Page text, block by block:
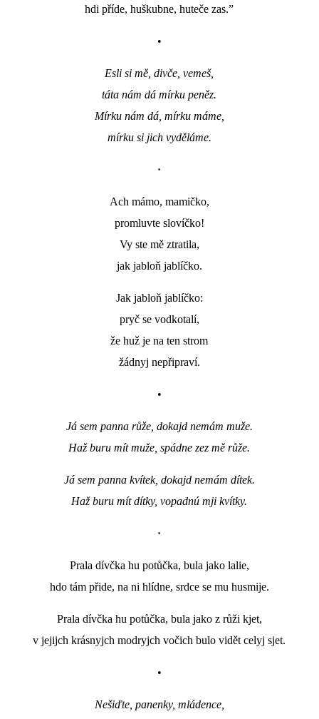
hdi příde, huškubne, huteče zas.”
•
Esli si mě, divče, vemeš,
táta nám dá mírku peněz.
Mírku nám dá, mírku máme,
mírku si jich vyděláme.
•
Ach mámo, mamičko,
promluvte slovíčko!
Vy ste mě ztratila,
jak jabloň jablíčko.
Jak jabloň jablíčko:
pryč se vodkotalí,
že huž je na ten strom
žádnyj nepřipraví.
•
Já sem panna růže, dokajd nemám muže.
Haž buru mít muže, spádne zez mě růže.
Já sem panna kvítek, dokajd nemám dítek.
Haž buru mít dítky, vopadnú mji kvítky.
•
Prala dívčka hu potůčka, bula jako lalie,
hdo tám přide, na ni hlídne, srdce se mu husmije.
Prala dívčka hu potůčka, bula jako z růži kjet,
v jejijch krásnyjch modryjch vočich bulo vidět celyj sjet.
•
Nešiďte, panenky, mládence,